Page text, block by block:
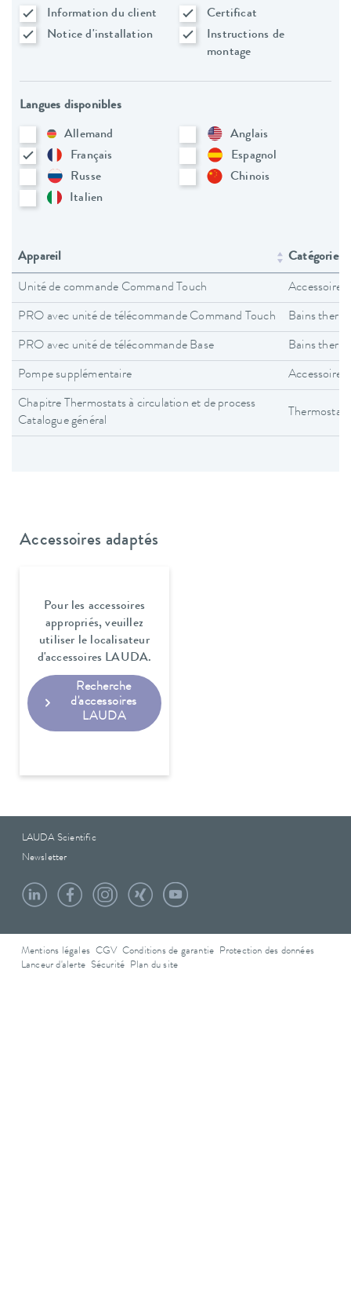
Information du client
Certificat
Notice d'installation
Instructions de
montage
Langues disponibles
Allemand
Anglais
Français
Espagnol
Russe
Chinois
Italien
Appareil Catégories
Unité de commande Command Touch Accessoires
PRO avec unité de télécommande Command Touch Bains
PRO avec unité de télécommande Base Bains
Pompe supplémentaire Accessoires
Chapitre Thermostats à circulation et de process
Catalogue général
Accessoires adaptés
Pour les accessoires
appropriés, veuillez
utiliser le localisateur
d'accessoires LAUDA.
Recherche
d'accessoires
LAUDA
LAUDA Scientific
Newsletter
Mentions légales CGV Conditions de garantie
Protection des données
Lanceur d'alerte Sécurité Plan du site